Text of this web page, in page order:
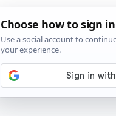
Privacidad y Cookies